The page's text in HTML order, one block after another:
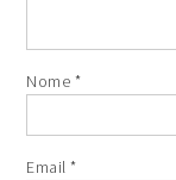
Nome *
Email*